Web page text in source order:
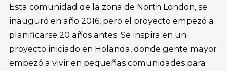
Esta comunidad de la zona de North London, se
inauguró en año 2016, pero el proyecto empezó a
planificarse 20 años antes. Se inspira en un
proyecto iniciado en Holanda, donde gente mayor
empezó a vivir en pequeñas comunidades para